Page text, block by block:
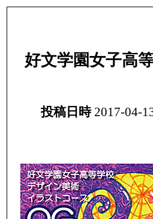
好文学園女子高
投稿日時2017-04-